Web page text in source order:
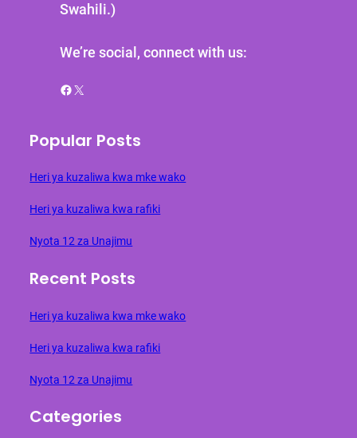
Swahili.)
We’re social, connect with us:
Facebook X
Popular Posts
Heri ya kuzaliwa kwa mke wako
Heri ya kuzaliwa kwa rafiki
Nyota 12 za Unajimu
Recent Posts
Heri ya kuzaliwa kwa mke wako
Heri ya kuzaliwa kwa rafiki
Nyota 12 za Unajimu
Categories